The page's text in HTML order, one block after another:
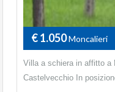
€ 1.050Moncalieri
Villa a schiera in affitto a
Castelvecchio In